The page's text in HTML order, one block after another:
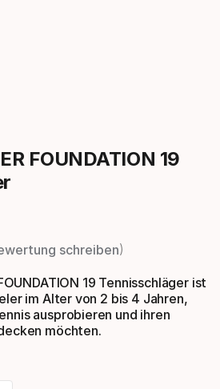
FOUNDATION 19
schreiben
19 Tennisschläger ist
im Alter von 2 bis 4 Jahren,
ausprobieren und ihren
möchten.